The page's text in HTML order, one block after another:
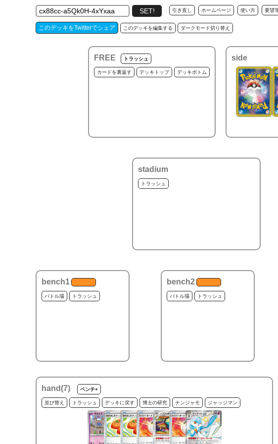
引き直し ホームページ 使い方 要望
このデッキをTwitterでシェア このデッキを編集する ダークモード切り替え
FREE トラッシュ
カードを裏返す デッキトップ デッキボトム
side
stadium
トラッシュ
bench1
バトル場 トラッシュ
bench2
バトル場 トラッシュ
hand(7) ベンチ+
並び替え トラッシュ デッキに戻す 博士の研究 ナンジャモ ジャッジマン